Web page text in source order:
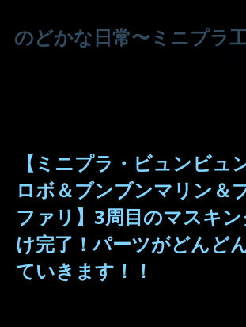
のどかな日常〜ミニプラ
【ミニプラ・ビュンビュ
ロボ＆ブンブンマリン＆
ファリ】3周目のマスキ
け完了！パーツがどんど
ていきます！！